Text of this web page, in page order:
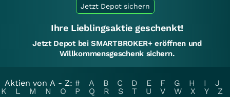
Jetzt Depot sichern
Ihre Lieblingsaktie geschenkt!
Jetzt Depot bei SMARTBROKER+ eröffnen und
Willkommensgeschenk sichern.
Aktien von A - Z: # A B C D E F G H I
J
K
L M N O P Q R S T U V W X Y
Z